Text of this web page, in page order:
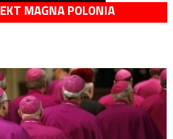
MAGNA POLONIA